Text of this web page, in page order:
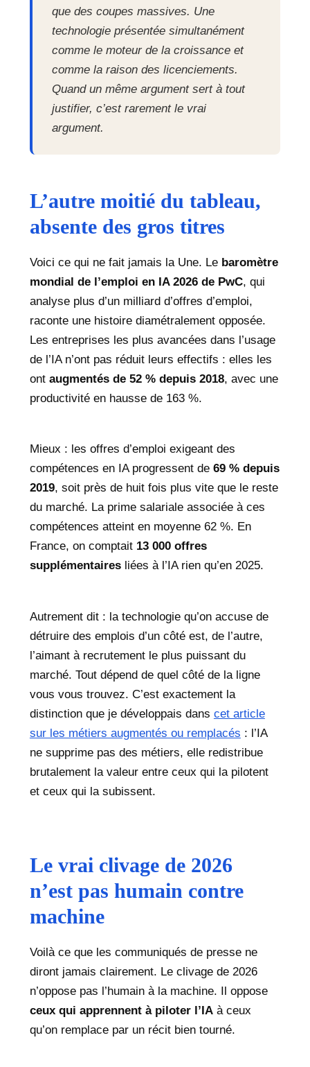
que des coupes massives. Une
technologie présentée simultanément
comme le moteur de la croissance et
comme la raison des licenciements.
Quand un même argument sert à tout
justifier, c’est rarement le vrai
argument.
L’autre moitié du tableau,
absente des gros titres
Voici ce qui ne fait jamais la Une. Le baromètre
mondial de l’emploi en IA 2026 de PwC, qui
analyse plus d’un milliard d’offres d’emploi,
raconte une histoire diamétralement opposée.
Les entreprises les plus avancées dans l’usage
de l’IA n’ont pas réduit leurs effectifs : elles les
ont augmentés de 52 % depuis 2018, avec une
productivité en hausse de 163 %.
Mieux : les offres d’emploi exigeant des
compétences en IA progressent de 69 % depuis
2019, soit près de huit fois plus vite que le reste
du marché. La prime salariale associée à ces
compétences atteint en moyenne 62 %. En
France, on comptait 13 000 offres
supplémentairesliées à l’IA rien qu’en 2025.
Autrement dit : la technologie qu’on accuse de
détruire des emplois d’un côté est, de l’autre,
l’aimant à recrutement le plus puissant du
marché. Tout dépend de quel côté de la ligne
vous vous trouvez. C’est exactement la
distinction que je développais dans cet article
sur les métiers augmentés ou remplacés : l’IA
ne supprime pas des métiers, elle redistribue
brutalement la valeur entre ceux qui la pilotent
et ceux qui la subissent.
Le vrai clivage de 2026
n’est pas humain contre
machine
Voilà ce que les communiqués de presse ne
diront jamais clairement. Le clivage de 2026
n’oppose pas l’humain à la machine. Il oppose
ceux qui apprennent à piloter l’IAà ceux
qu’on remplace par un récit bien tourné.